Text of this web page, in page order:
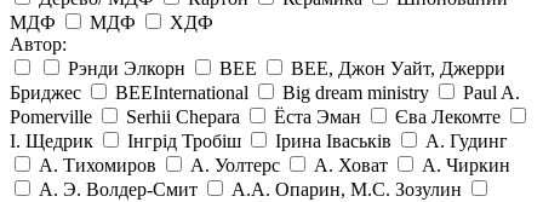
МДФ
МДФ
ХДФ
Автор:
Рэнди Элкорн
BEE
BEE, Джон Уайт, Джерри
Бриджес
BEEInternational Big dream ministry
Paul A.
Pomerville
Serhii Chepara Ёста Эман
Єва Лекомте
І. Щедрик
Інгрід Тробіш Ірина Іваськів
А. Гудинг
А. Тихомиров
А. Уолтерс А. Ховат
А. Чиркин
А. Э. Волдер-Смит
А.А. Опарин, М.С. Зозулин